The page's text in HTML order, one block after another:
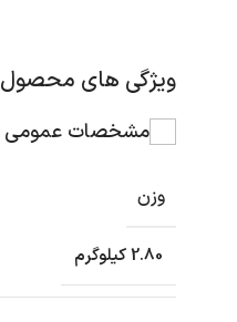
ویژگی های محصول
مشخصات عمومی
وزن
2.80 کیلوگرم